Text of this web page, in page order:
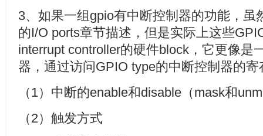
3、如果一组gpio有中断控制器的功能，虽
的I/O ports章节描述，但是实际上这些
interrupt controller的硬件block，它更像是
器，通过访问GPIO type的中断控制器的
（1）中断的enable和disable（mask和
（2）触发方式